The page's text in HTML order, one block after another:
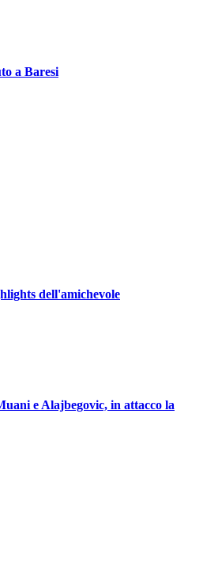
a Baresi
dell'amichevole
e Alajbegovic, in attacco la